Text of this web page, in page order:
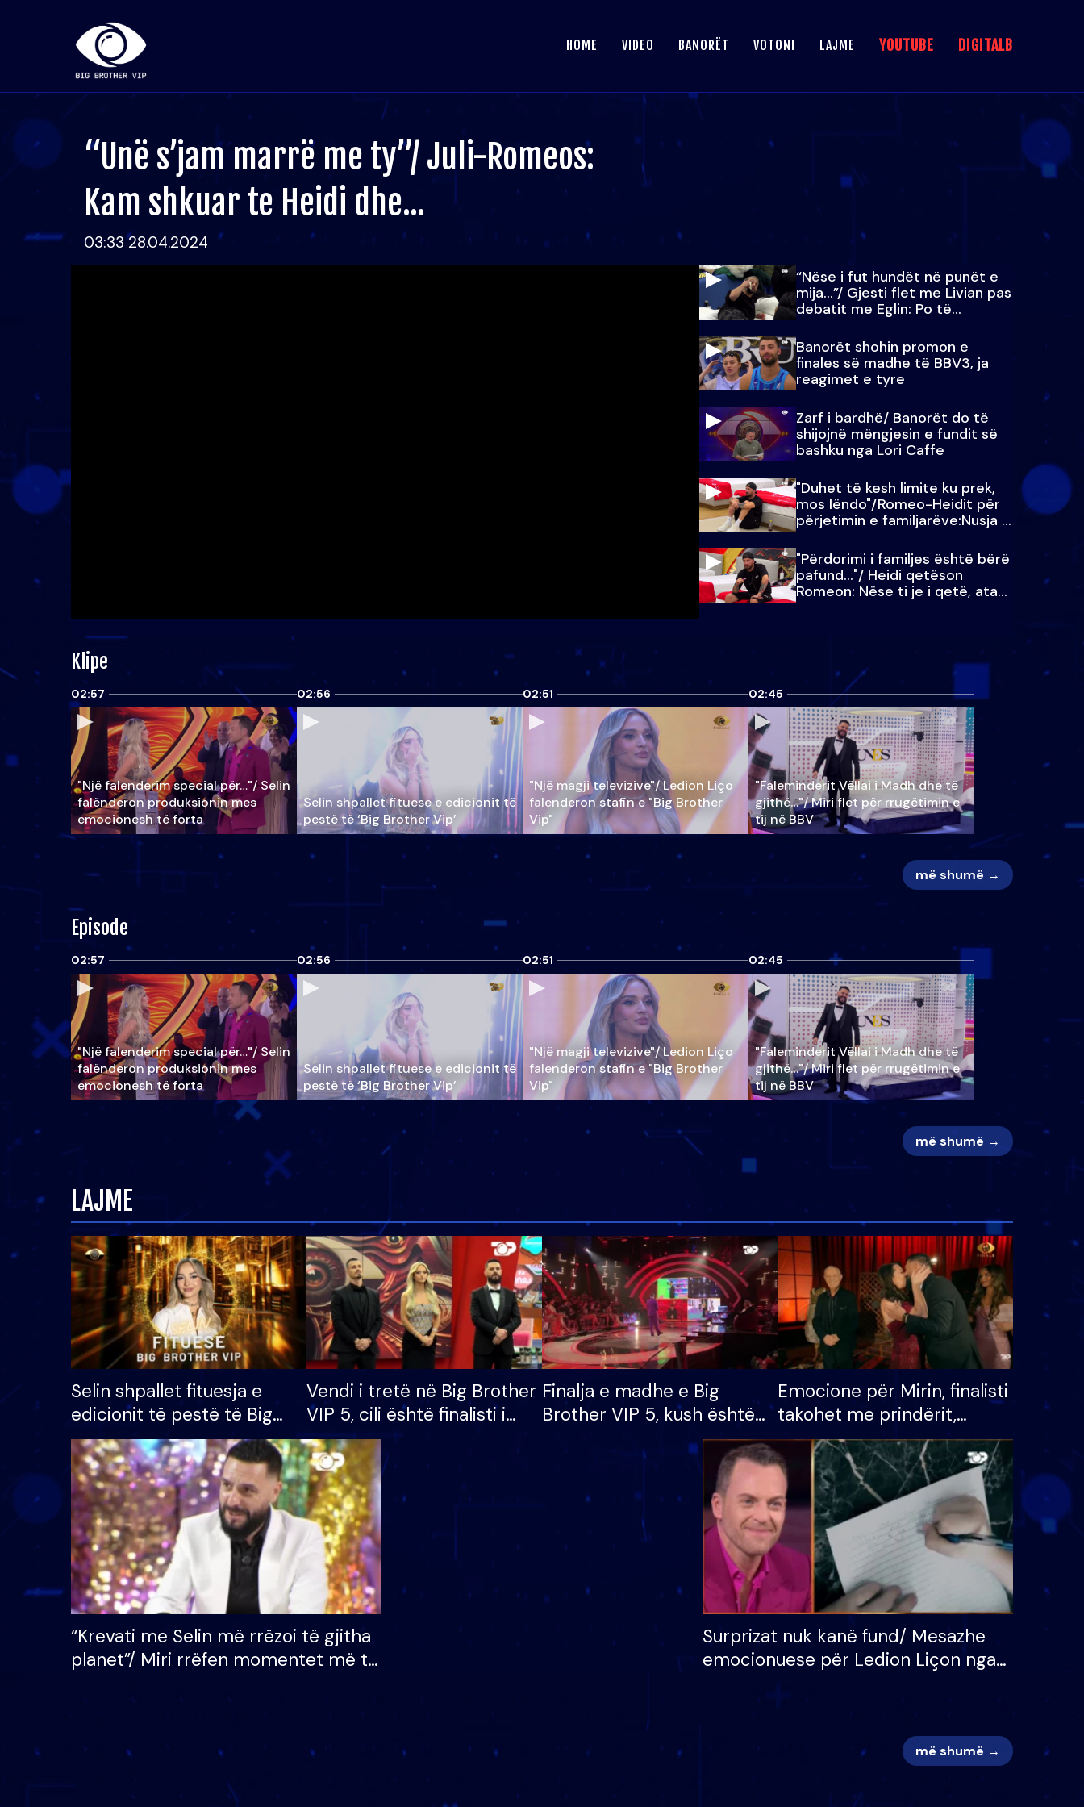
HOME VIDEO BANORËT VOTONI LAJME YOUTUBE DIGITALB
“Unë s’jam marrë me ty”/ Juli-Romeos:
Kam shkuar te Heidi dhe...
03:33 28.04.2024
“Nëse i fut hundët në punët e
mija…”/ Gjesti flet me Livian pas
debatit me Eglin: Po të
paralajmëroj
Banorët shohin promon e
finales së madhe të BBV3, ja
reagimet e tyre
Zarf i bardhë/ Banorët do të
shijojnë mëngjesin e fundit së
bashku nga Lori Caffe
"Duhet të kesh limite ku prek,
mos lëndo"/Romeo-Heidit për
përjetimin e familjarëve:Nusja e
Julit…
"Përdorimi i familjes është bërë
pafund…"/ Heidi qetëson
Romeon: Nëse ti je i qetë, ata
qetësohen
Klipe
02:57
"Një falenderim special për…"/ Selin
falënderon produksionin mes
emocionesh të forta
02:56
Selin shpallet fituese e edicionit të
pestë të ‘Big Brother Vip’
02:51
"Një magji televizive"/ Ledion Liço
falenderon stafin e "Big Brother
Vip"
02:45
"Faleminderit Vëllai i Madh dhe të
gjithë…"/ Miri flet për rrugëtimin e
tij në BBV
më shumë →
Episode
02:57
"Një falenderim special për…"/ Selin
falënderon produksionin mes
emocionesh të forta
02:56
Selin shpallet fituese e edicionit të
pestë të ‘Big Brother Vip’
02:51
"Një magji televizive"/ Ledion Liço
falenderon stafin e "Big Brother
Vip"
02:45
"Faleminderit Vëllai i Madh dhe të
gjithë…"/ Miri flet për rrugëtimin e
tij në BBV
më shumë →
LAJME
Selin shpallet fituesja e
edicionit të pestë të Big
Brother VIP, rrëmben
çmimin e madh prej 100
mijë eurosh
Vendi i tretë në Big Brother
VIP 5, cili është finalisti i
radhës që lë shtëpinë
Finalja e madhe e Big
Brother VIP 5, kush është
banori i parë që lë shtëpinë
dhe humb mundësinë për
të fituar çmimin e madh
Emocione për Mirin, finalisti
takohet me prindërit,
vajzën dhe bashkëshorten:
S’kemi ndonjë letër divorci
apo jo?
“Krevati me Selin më rrëzoi të gjitha
planet”/ Miri rrëfen momentet më të
mungojë zilja e mëngjesit kur…
Surprizat nuk kanë fund/ Mesazhe
emocionuese për Ledion Liçon nga
më shumë →